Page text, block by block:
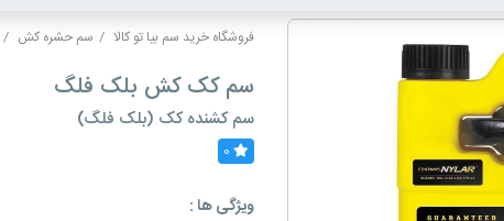
فروشگاه خرید سم بیا تو کالا سم حشره کش
سم کک کش بلک فلگ
سم کشنده کک (بلک فلگ)
0
ویژگی ها :